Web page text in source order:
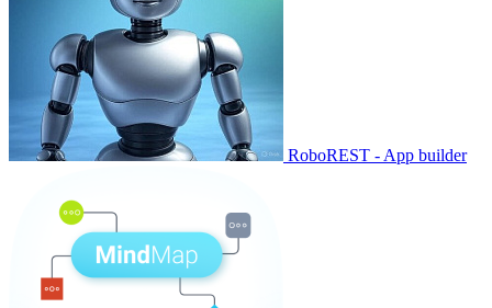
RoboREST - App builder